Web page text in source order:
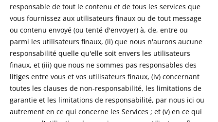
responsable de tout le contenu et de tous les services que
vous fournissez aux utilisateurs finaux ou de tout message
ou contenu envoyé (ou tenté d'envoyer) à, de, entre ou
parmi les utilisateurs finaux, (ii) que nous n'aurons aucune
responsabilité quelle qu'elle soit envers les utilisateurs
finaux, et (iii) que nous ne sommes pas responsables des
litiges entre vous et vos utilisateurs finaux, (iv) concernant
toutes les clauses de non-responsabilité, les limitations de
garantie et les limitations de responsabilité, par nous ici ou
autrement en ce qui concerne les Services ; et (v) en ce qui